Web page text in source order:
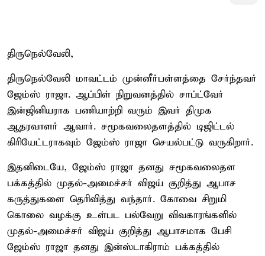
திருநெல்வேலி,
திருநெல்வேலி மாவட்டம் முன்னீர்பள்ளத்தை சேர்ந்தவர்
ஜேம்ஸ் ராஜா. ஆப்பிள் நிறுவனத்தில் சாப்ட்வேர்
இன்ஜினியராக பணியாற்றி வரும் இவர் திமுக
ஆதரவாளர் ஆவார். சமூகவலைதளத்தில் டிஜிட்டல்
கிரியேட்டராகவும் ஜேம்ஸ் ராஜா செயல்பட்டு வருகிறார்.
இதனிடையே, ஜேம்ஸ் ராஜா தனது சமூகவலைதள
பக்கத்தில் முதல்-அமைச்சர் விஜய் குறித்து ஆபாச
கருத்துகளை தெரிவித்து வந்தார். கோவை சிறுமி
கொலை வழக்கு உள்பட பல்வேறு விவகாரங்களில்
முதல்-அமைச்சர் விஜய் குறித்து ஆபாசமாக பேசி
ஜேம்ஸ் ராஜா தனது இன்ஸ்டாகிராம் பக்கத்தில்